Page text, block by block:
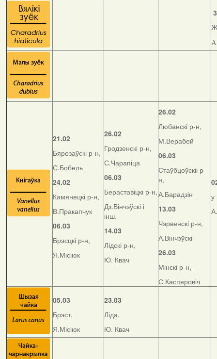
21.02
Бярозаўскі р-н,
С.Бобель
24.02
Камянецкі р-н,
В.Пракапчук
06.03
Брэсцкі р-н,
Я.Місіюк
26.02
Гродзенскі р-н,
С.Чарапіца
06.03
Бераставіцкі р-н,
Дз.Вінчэўскі і
інш.
14.03
Лідскі р-н,
Ю. Квач
26.02
Любанскі р-н,
М.Верабей
06.03
Стаўбцоўскіі р-
н,
А.Барадзін
13.03
Чэрвенскі р-н,
А.Вінчэўскі
26.03
Мінскі р-н,
С.Каспяровіч
у
05.03
Брэст,
Я.Місіюк
23.03
Ліда,
Ю. Квач